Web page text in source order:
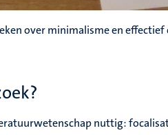
over minimalisme en
nuttig: